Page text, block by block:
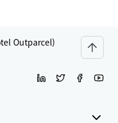
Outparcel)